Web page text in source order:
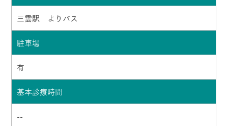
三雲駅 よりバス
駐車場
有
基本診療時間
--